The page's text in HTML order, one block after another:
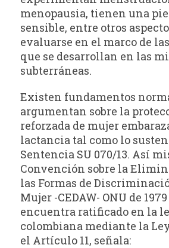
menopausia, tienen una
sensible, entre otros
evaluarse en el marco de
que se desarrollan en las
subterráneas.
Existen fundamentos
argumentan sobre la
reforzada de mujer
lactancia tal como lo
Sentencia SU 070/13. Así
Convención sobre la
las Formas de
Mujer -CEDAW- ONU de
encuentra ratificado en la
colombiana mediante la Ley
el Artículo 11, señala: